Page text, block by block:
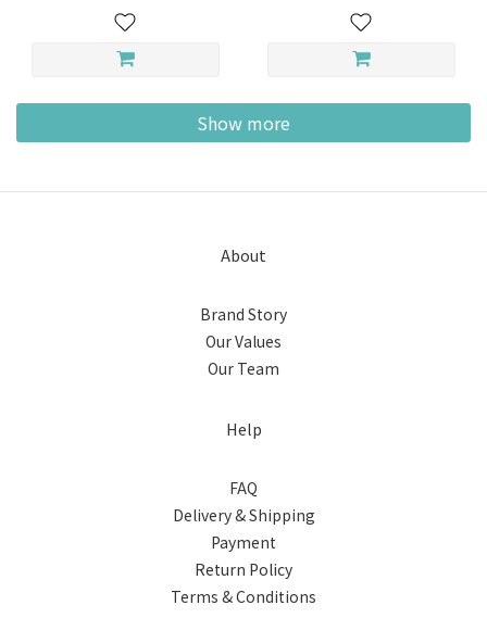
Show more
About
Brand Story
Our Values
Our Team
Help
FAQ
Delivery & Shipping
Payment
Return Policy
Terms & Conditions